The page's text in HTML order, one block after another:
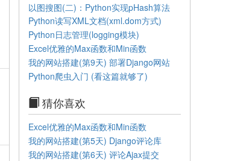
以图搜图(二)：Python实现pHash算法
Python读写XML文档(xml.dom方式)
Python日志管理(logging模块)
Excel优雅的Max函数和Min函数
我的网站搭建(第9天) 部署Django网站
Python爬虫入门 (看这篇就够了)
猜你喜欢
Excel优雅的Max函数和Min函数
我的网站搭建(第5天) Django评论库
我的网站搭建(第6天) 评论Ajax提交